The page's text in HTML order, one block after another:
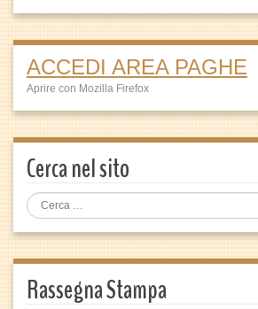
ACCEDI AREA PAGHE
Aprire con Mozilla Firefox
Cerca nel sito
Rassegna Stampa